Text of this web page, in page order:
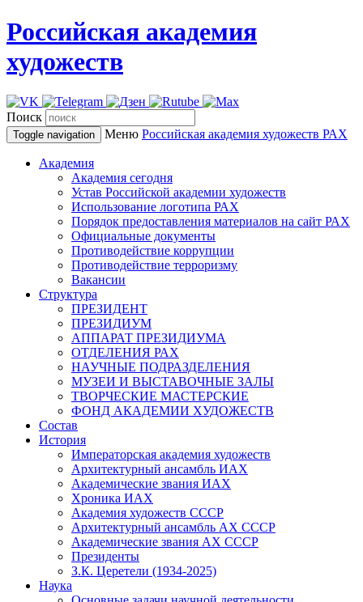
Российская академия
художеств
Поиск
Toggle navigation Меню Российская академия художеств РАХ
Академия
Академия сегодня
Устав Российской академии художеств
Использование логотипа РАХ
Порядок предоставления материалов на сайт РАХ
Официальные документы
Противодействие коррупции
Противодействие терроризму
Вакансии
Структура
ПРЕЗИДЕНТ
ПРЕЗИДИУМ
АППАРАТ ПРЕЗИДИУМА
ОТДЕЛЕНИЯ РАХ
НАУЧНЫЕ ПОДРАЗДЕЛЕНИЯ
МУЗЕИ И ВЫСТАВОЧНЫЕ ЗАЛЫ
ТВОРЧЕСКИЕ МАСТЕРСКИЕ
ФОНД АКАДЕМИИ ХУДОЖЕСТВ
Состав
История
Императорская академия художеств
Архитектурный ансамбль ИАХ
Академические звания ИАХ
Хроника ИАХ
Академия художеств СССР
Архитектурный ансамбль АХ СССР
Академические звания АХ СССР
Президенты
З.К. Церетели (1934-2025)
Наука